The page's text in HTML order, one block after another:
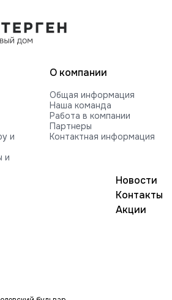
и
и
О компании
Общая информация
Наша команда
Работа в компании
Партнеры
Контактная информация
Новости
Контакты
Акции